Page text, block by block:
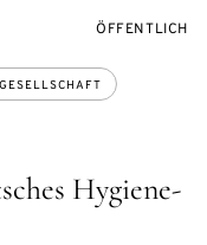
Hygiene-
GESELLSCHAFT
ÖFFENTLICH